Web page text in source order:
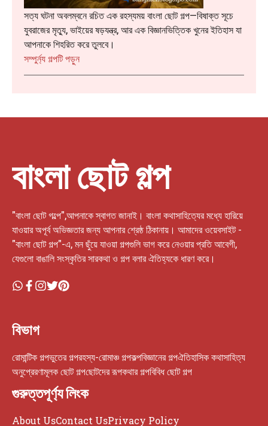
সত্য ঘটনা অবলম্বনে রচিত এক রহস্যময় বাংলা ছোট গল্প—বিষাক্ত সূচে
যুবরাজের মৃত্যু, ভাইয়ের ষড়যন্ত্র, আর এক বিজ্ঞানভিত্তিক খুনের ইতিহাস যা
আপনাকে শিহরিত করে তুলবে।
সম্পুর্ন্য গল্পটি পড়ুন:
জীবাণু
বাংলা ছোট গল্প
"বাংলা ছোট গল্পে",আপনাকে স্বাগত জানাই। বাংলা কথাসাহিত্যের মধ্যে হারিয়ে
যাওয়ার অপূর্ব অভিজ্ঞতার জন্য আপনার শ্রেষ্ঠ ঠিকানায়। আমাদের ওয়েবসাইট -
"বাংলা ছোট গল্প"-এ, মন ছুঁয়ে যাওয়া গল্পগুলি ভাগ করে নেওয়ার প্রতি আবেগী,
যেগুলো বাঙালি সংস্কৃতির সারকথা ও গল্প বলার ঐতিহ্যকে ধারণ করে।
বিভাগ
রোমান্টিক গল্পভুতের গল্পরহস্য-রোমাঞ্চ গল্পকল্পবিজ্ঞানের গল্পঐতিহাসিক কথাসাহিত্য
অনুপ্রেরণামূলক ছোট গল্পছোটদের রূপকথার গল্পবিবিধ ছোট গল্প
গুরুত্তপূর্ণ্য লিংক
About UsContact UsPrivacy Policy